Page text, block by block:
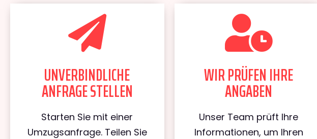
UNVERBINDLICHE
ANFRAGE STELLEN
Starten Sie mit einer
Umzugsanfrage. Teilen Sie
WIR PRÜFEN IHRE
ANGABEN
Unser Team prüft Ihre
Informationen, um Ihren